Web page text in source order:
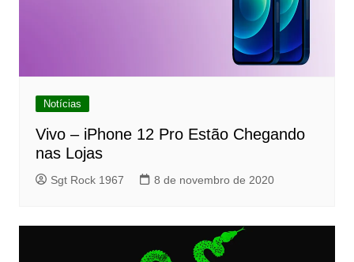
Notícias
Vivo – iPhone 12 Pro Estão Chegando
nas Lojas
Sgt Rock 1967 8 de novembro de 2020